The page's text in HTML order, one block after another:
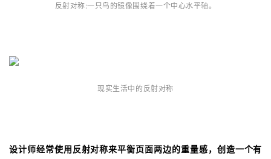
反射对称:一只鸟的镜像围绕着一个中心水平轴。
现实生活中的反射对称
设计师经常使用反射对称来平衡页面两边的重量感，创造一个有